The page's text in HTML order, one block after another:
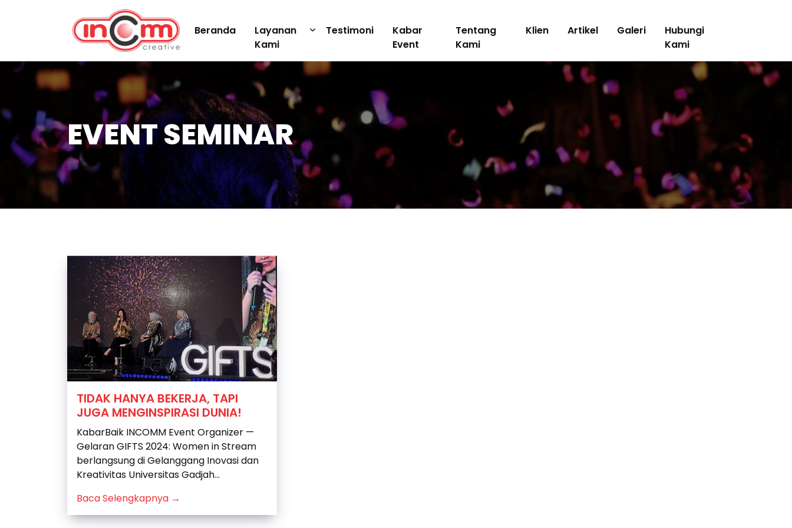
Beranda
Layanan
Kami
Testimoni
Kabar
Event
Tentang
Kami
Klien Artikel Galeri
Hubungi
Kami
EVENT SEMINAR
TIDAK HANYA BEKERJA, TAPI
JUGA MENGINSPIRASI DUNIA!
KabarBaik INCOMM Event Organizer —
Gelaran GIFTS 2024: Women in Stream
berlangsung di Gelanggang Inovasi dan
Kreativitas Universitas Gadjah...
Baca Selengkapnya →